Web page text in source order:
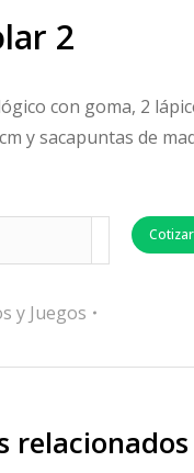
2
con goma, 2
y sacapuntas de
Cotizar
y Juegos
relacionados